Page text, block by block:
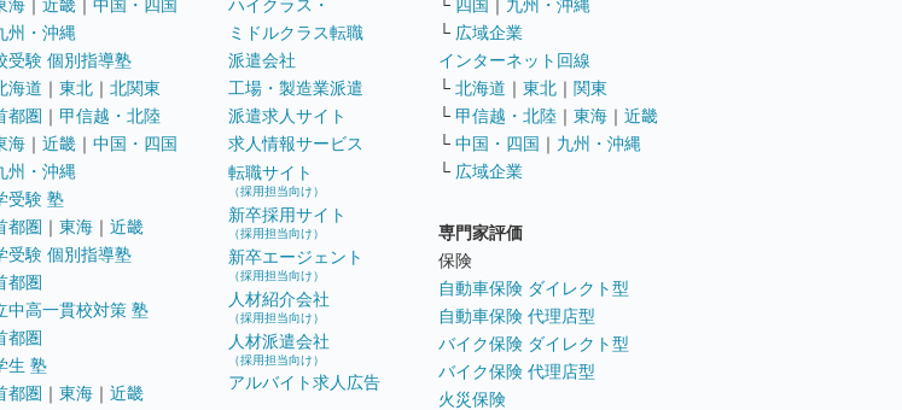
海 ｜ 近畿 ｜ 中国・四国
州・沖縄
受験 個別指導塾
海道 ｜ 東北 ｜ 北関東
都圏 ｜ 甲信越・北陸
海 ｜ 近畿 ｜ 中国・四国
州・沖縄
受験 塾
都圏 ｜ 東海 ｜ 近畿
受験 個別指導塾
都圏
中高一貫校対策 塾
都圏
生 塾
都圏 ｜ 東海 ｜ 近畿
ハイクラス・
ミドルクラス転職
派遣会社
工場・製造業派遣
派遣求人サイト
求人情報サービス
転職サイト
（採用担当向け）
新卒採用サイト
（採用担当向け）
新卒エージェント
（採用担当向け）
人材紹介会社
（採用担当向け）
人材派遣会社
（採用担当向け）
アルバイト求人広告
└ 四国 ｜ 九州・沖縄
└ 広域企業
インターネット回線
└ 北海道 ｜ 東北 ｜ 関東
└ 甲信越・北陸 ｜ 東海 ｜ 近畿
└ 中国・四国 ｜ 九州・沖縄
└ 広域企業
専門家評価
保険
自動車保険 ダイレクト型
自動車保険 代理店型
バイク保険 ダイレクト型
バイク保険 代理店型
火災保険